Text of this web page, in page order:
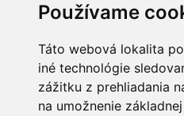
Používame
Táto webová lokalita
iné technológie
zážitku z prehliadania
na umožnenie